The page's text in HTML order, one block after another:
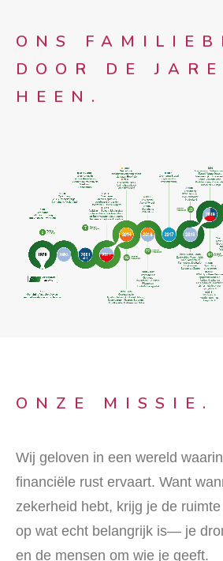
ONS
DOOR DE
HEEN.
ONZE MISSIE.
Wij geloven in een wereld
financiële rust ervaart. Want
zekerheid hebt, krijg je de
op wat echt belangrijk is— je
en de mensen om wie je geeft.